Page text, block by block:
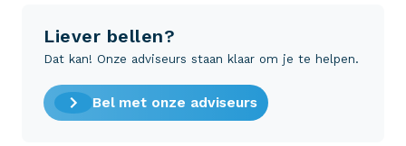
Liever bellen?
Dat kan! Onze adviseurs staan klaar om je te helpen.
Bel met onze adviseurs